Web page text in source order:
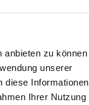
anbieten zu können
unserer
diese Informationen
Ihrer Nutzung